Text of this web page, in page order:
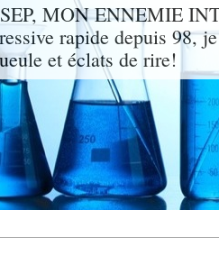
SEP, MON ENNEMIE
rapide depuis 98,
et éclats de rire!